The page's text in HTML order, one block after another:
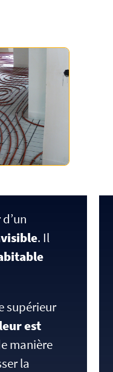
. Il
supérieur
est
manière
la